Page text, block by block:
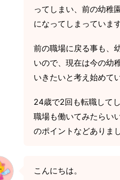
ってしまい、前の幼稚
になってしまっています
前の職場に戻る事も、
いので、現在は今の幼
いきたいと考え始めて
24歳で2回も転職して
職場も働いてみたらい
のポイントなどありま
こんにちは。